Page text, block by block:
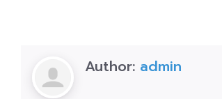
Author: admin